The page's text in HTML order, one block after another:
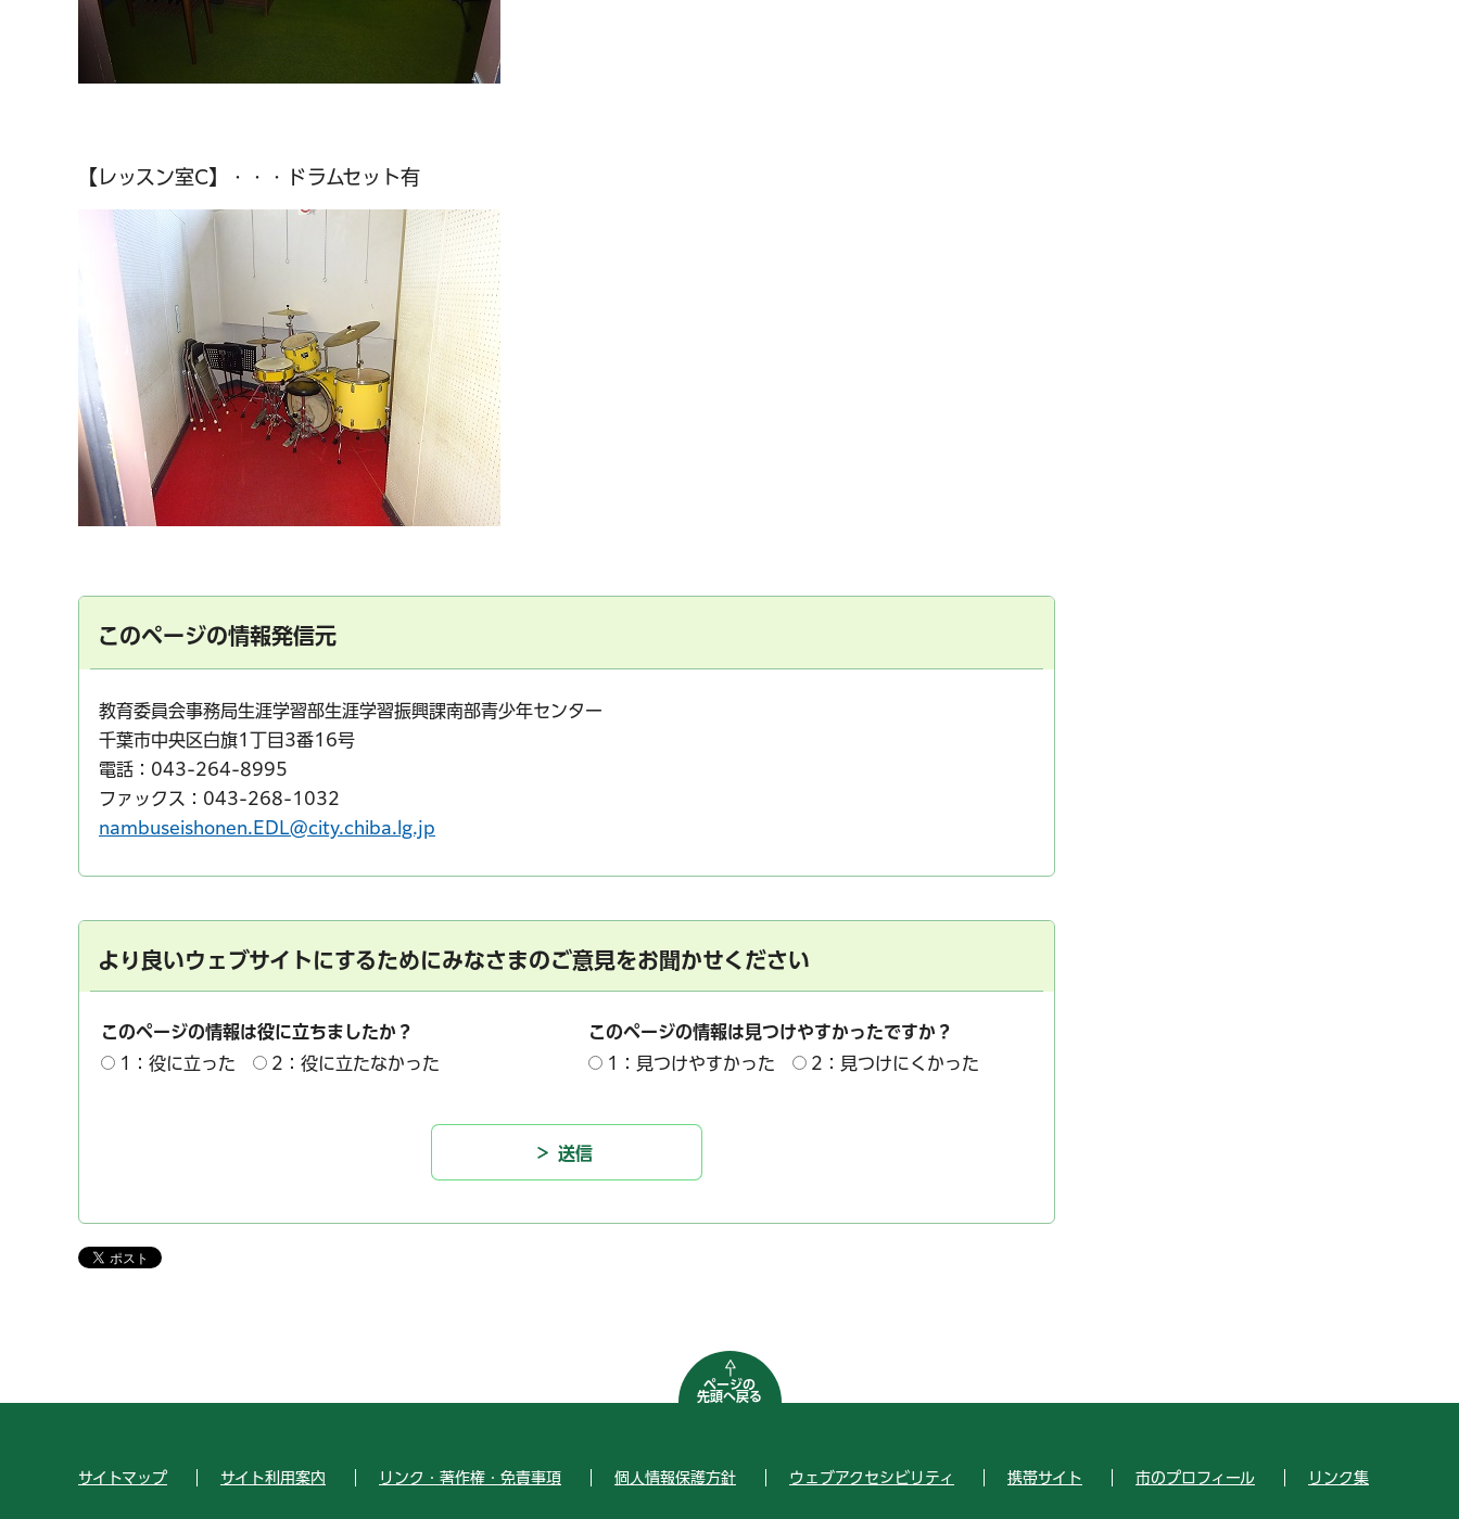
【レッスン室C】・・・ドラムセット有
このページの情報発信元
教育委員会事務局生涯学習部生涯学習振興課南部青少年センター
千葉市中央区白旗1丁目3番16号
電話：043-264-8995
ファックス：043-268-1032
nambuseishonen.EDL@city.chiba.lg.jp
より良いウェブサイトにするためにみなさまのご意見をお聞かせください
このページの情報は役に立ちましたか？
1：役に立った
2：役に立たなかった
このページの情報は見つけやすかったですか？
1：見つけやすかった
2：見つけにくかった
ページの
先頭へ戻る
サイトマップ サイト利用案内 リンク・著作権・免責事項 個人情報保護方針 ウェブアクセシビリティ 携帯サイト 市のプロフィール リンク集